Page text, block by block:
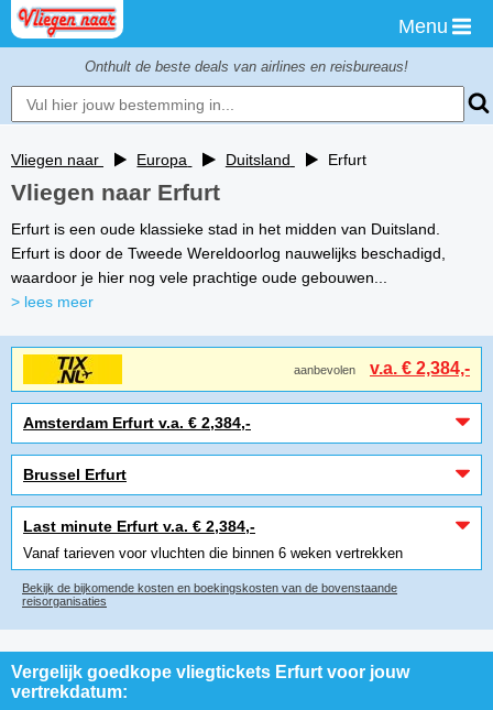
Menu
Onthult de beste deals van airlines en reisbureaus!
Vliegen naar Europa Duitsland Erfurt
Vliegen naar Erfurt
Erfurt is een oude klassieke stad in het midden van Duitsland.
Erfurt is door de Tweede Wereldoorlog nauwelijks beschadigd,
waardoor je hier nog vele prachtige oude gebouwen...
> lees meer
aanbevolen v.a. € 2,384,-
Amsterdam Erfurt v.a. € 2,384,-
Brussel Erfurt
Last minute Erfurt v.a. € 2,384,-
Vanaf tarieven voor vluchten die binnen 6 weken vertrekken
Bekijk de bijkomende kosten en boekingskosten van de bovenstaande
reisorganisaties
Vergelijk goedkope vliegtickets Erfurt voor jouw
vertrekdatum: